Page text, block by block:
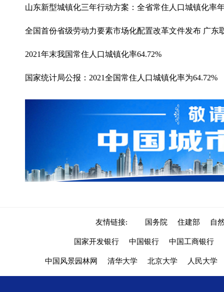
山东新型城镇化三年行动方案：全省常住人口城镇化率
全国首份省级劳动力要素市场化配置改革文件发布 广东
2021年末我国常住人口城镇化率64.72%
国家统计局公报：2021全国常住人口城镇化率为64.72%
友情链接: 国务院 住建部 自
国家开发银行 中国银行 中国工商银行
中国风景园林网 清华大学 北京大学 人民大学